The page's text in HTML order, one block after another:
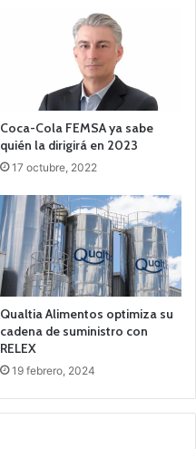
Coca-Cola FEMSA ya sabe
quién la dirigirá en 2023
17 octubre, 2022
Qualtia Alimentos optimiza su
cadena de suministro con
RELEX
19 febrero, 2024